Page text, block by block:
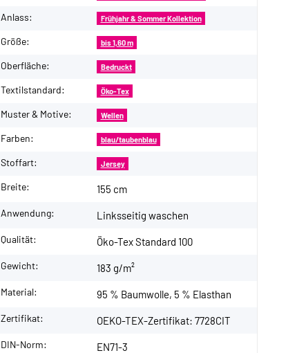
Anlass: Frühjahr & Sommer Kollektion
Größe: bis 1,60 m
Oberfläche: Bedruckt
Textilstandard: Öko-Tex
Muster & Motive: Wellen
Farben: blau/taubenblau
Stoffart: Jersey
Breite: 155 cm
Anwendung: Linksseitig waschen
Qualität: Öko-Tex Standard 100
Gewicht: 183 g/m²
Material: 95 % Baumwolle, 5 % Elasthan
Zertifikat: OEKO-TEX-Zertifikat: 7728CIT
DIN-Norm: EN71-3